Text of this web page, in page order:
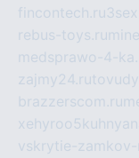
fincontech.ru
rebus-toys.ru
medsprawo-4-
zajmy24.ru
brazzerscom.ru
vskrytie-zamkov-